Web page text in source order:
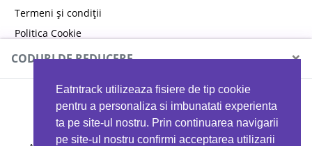
Eatntrack utilizeaza fisiere de tip cookie
pentru a personaliza si imbunatati experienta
ta pe site-ul nostru. Prin continuarea navigarii
pe site-ul nostru confirmi acceptarea utilizarii
Termeni și condiții
Politica Cookie
Politica de confidențialitate
CODURI DE REDUCERE ×
MYPROTEIN